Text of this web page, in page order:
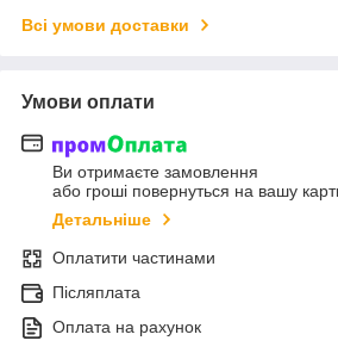
Всі умови доставки
Умови оплати
Ви отримаєте замовлення
або гроші повернуться на вашу
Детальніше
Оплатити частинами
Післяплата
Оплата на рахунок